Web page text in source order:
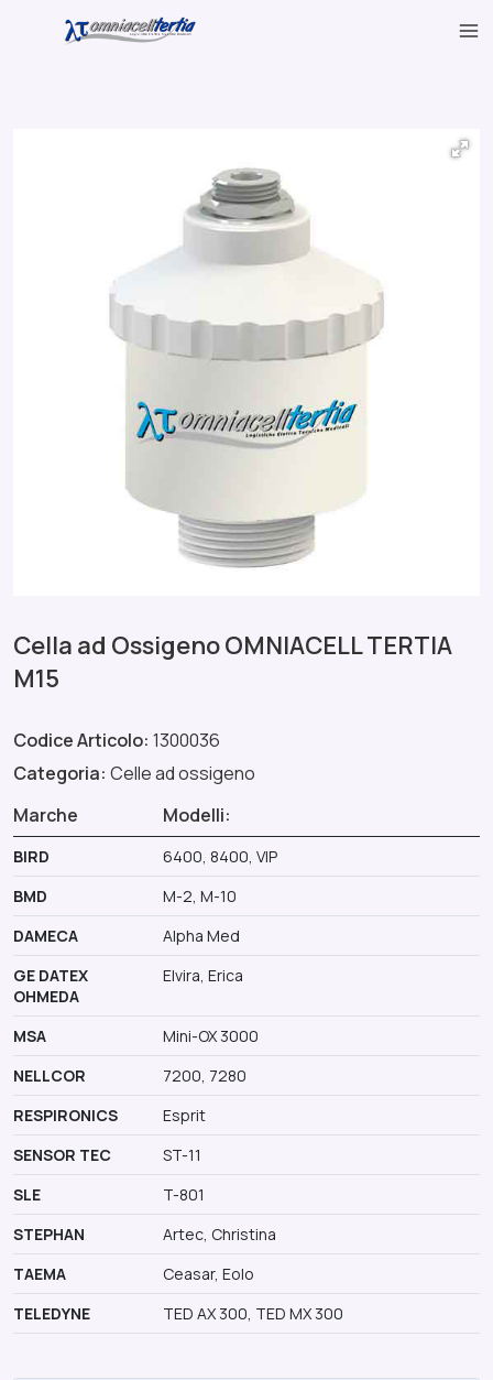
Cella ad Ossigeno OMNIACELL TERTIA
M15
Codice Articolo: 1300036
Categoria: Celle ad ossigeno
Marche
Modelli:
BIRD
6400, 8400, VIP
BMD
M-2, M-10
DAMECA
Alpha Med
GE DATEX
OHMEDA
Elvira, Erica
MSA
Mini-OX 3000
NELLCOR
7200, 7280
RESPIRONICS
Esprit
SENSOR TEC
ST-11
SLE
T-801
STEPHAN
Artec, Christina
TAEMA
Ceasar, Eolo
TELEDYNE
TED AX 300, TED MX 300